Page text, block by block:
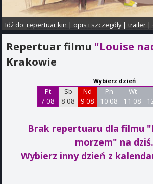
Idź do:repertuar kin | opis i szczegóły|trailer |
Repertuar filmu "Louise
Krakowie
Wybierz dzień
Pt
7 08
Sb
8 08
Nd
9 08
Pn
10 08
Wt
11 08
Brak repertuaru dla filmu
morzem" na dziś.
Wybierz inny dzień z